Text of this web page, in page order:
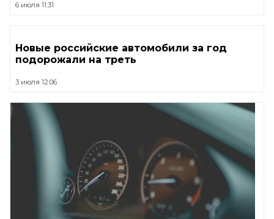
6 июля 11:31
Новые российские автомобили за год
подорожали на треть
3 июля 12:06